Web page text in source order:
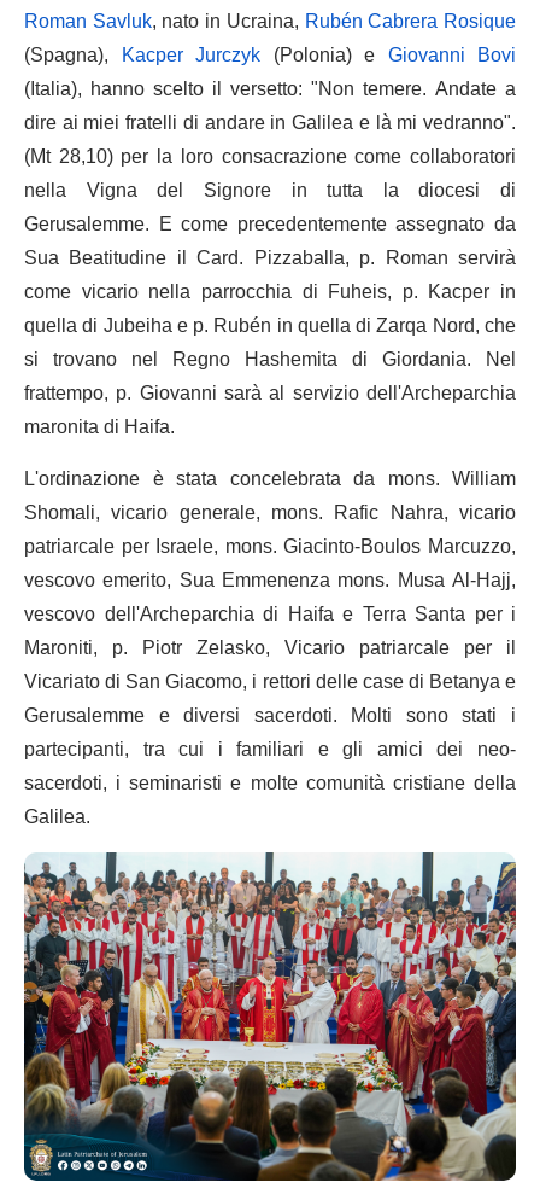
Roman Savluk, nato in Ucraina, Rubén Cabrera Rosique
(Spagna), Kacper Jurczyk (Polonia) e Giovanni Bovi
(Italia), hanno scelto il versetto: "Non temere. Andate a
dire ai miei fratelli di andare in Galilea e là mi vedranno".
(Mt 28,10) per la loro consacrazione come collaboratori
nella Vigna del Signore in tutta la diocesi di
Gerusalemme. E come precedentemente assegnato da
Sua Beatitudine il Card. Pizzaballa, p. Roman servirà
come vicario nella parrocchia di Fuheis, p. Kacper in
quella di Jubeiha e p. Rubén in quella di Zarqa Nord, che
si trovano nel Regno Hashemita di Giordania. Nel
frattempo, p. Giovanni sarà al servizio dell'Archeparchia
maronita di Haifa.
L'ordinazione è stata concelebrata da mons. William
Shomali, vicario generale, mons. Rafic Nahra, vicario
patriarcale per Israele, mons. Giacinto-Boulos Marcuzzo,
vescovo emerito, Sua Emmenenza mons. Musa Al-Hajj,
vescovo dell'Archeparchia di Haifa e Terra Santa per i
Maroniti, p. Piotr Zelasko, Vicario patriarcale per il
Vicariato di San Giacomo, i rettori delle case di Betanya e
Gerusalemme e diversi sacerdoti. Molti sono stati i
partecipanti, tra cui i familiari e gli amici dei neo-
sacerdoti, i seminaristi e molte comunità cristiane della
Galilea.